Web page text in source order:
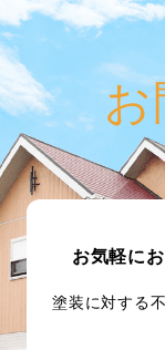
お
お気軽に
塗装に対する